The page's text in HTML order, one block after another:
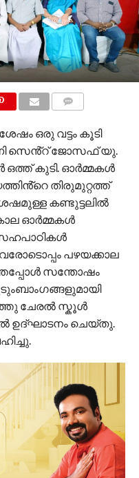
ഒരു വട്ടം കൂടി
സെൻ്റ് ജോസഫ് യു.
ഒത്ത് കുടി. ഓർമ്മകൾ
തിരുമുറ്റത്ത്
കണ്ടുട്ടലിൽ
ഓർമ്മകൾ
പഴയക്കാല
സന്തോഷം
ചേരൽ സ്കൂൾ
ഉദ്ഘാടനം ചെയ്തു.